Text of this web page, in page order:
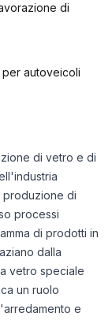
di
autoveicoli
di vetro e di
produzione di
processi
di prodotti in
dalla
vetro speciale
un ruolo
e